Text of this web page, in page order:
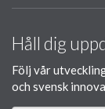
Håll dig
Följ vår
och svensk